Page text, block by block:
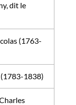
dit le
(1763-
(1783-1838)